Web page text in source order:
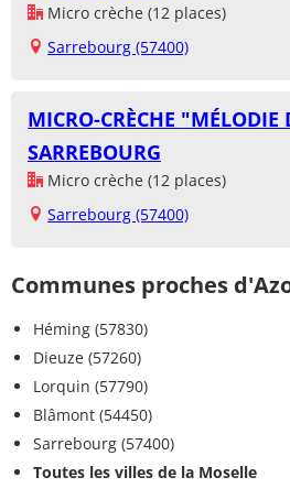
Micro crèche (12 places)
Sarrebourg (57400)
MICRO-CRÈCHE "MÉLODIE
SARREBOURG
Micro crèche (12 places)
Sarrebourg (57400)
Communes proches
Héming (57830)
Dieuze (57260)
Lorquin (57790)
Blâmont (54450)
Sarrebourg (57400)
Toutes les villes de la Moselle